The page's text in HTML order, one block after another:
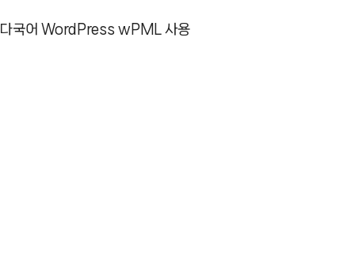
다국어 WordPress wPML 사용